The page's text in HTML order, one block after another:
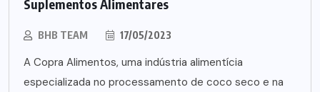
Suplementos Alimentares
BHB TEAM 17/05/2023
A Copra Alimentos, uma indústria alimentícia
especializada no processamento de coco seco e na